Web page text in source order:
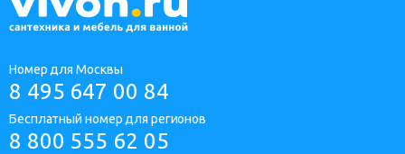
Номер для Москвы
8 495 647 00 84
Бесплатный номер для регионов
8 800 555 62 05